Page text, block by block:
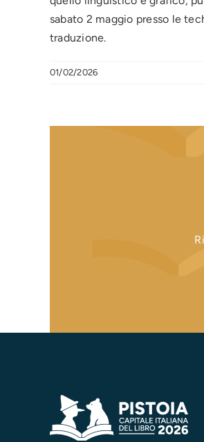
sabato 2 maggio presso le
traduzione.
01/02/2026